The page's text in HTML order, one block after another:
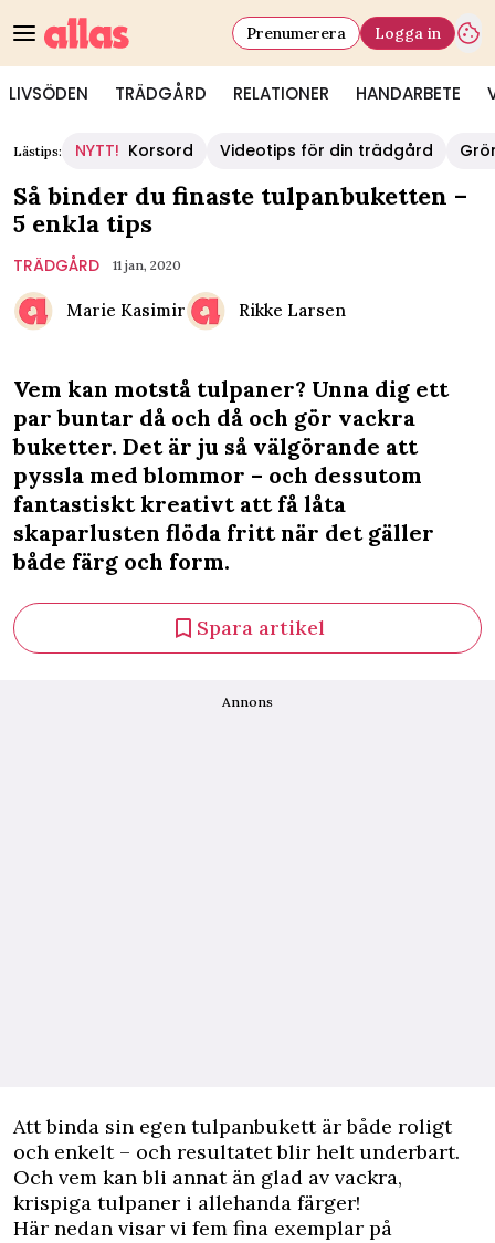
LIVSÖDEN TRÄDGÅRD RELATIONER HANDARBETE
Prenumerera Logga in
Lästips: NYTT! Korsord Videotips för din trädgård
Så binder du finaste tulpanbuketten –
5 enkla tips
TRÄDGÅRD 11 jan, 2020
Marie Kasimir Rikke Larsen
Vem kan motstå tulpaner? Unna dig ett
par buntar då och då och gör vackra
buketter. Det är ju så välgörande att
pyssla med blommor – och dessutom
fantastiskt kreativt att få låta
skaparlusten flöda fritt när det gäller
både färg och form.
Spara artikel
Annons
Att binda sin egen tulpanbukett är både roligt
och enkelt – och resultatet blir helt underbart.
Och vem kan bli annat än glad av vackra,
krispiga tulpaner i allehanda färger!
Här nedan visar vi fem fina exemplar på